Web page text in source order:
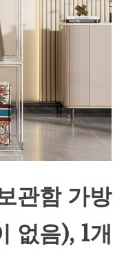
관함 가방
없음), 1개